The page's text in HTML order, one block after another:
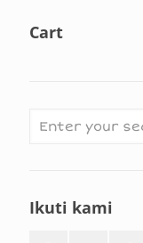
Cart
Ikuti kami